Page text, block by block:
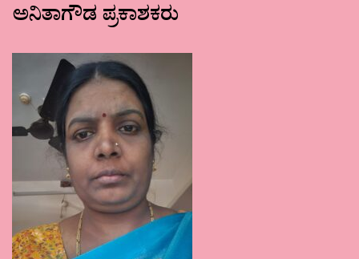
ಅನಿತಾಗೌಡ ಪ್ರಕಾಶಕರು